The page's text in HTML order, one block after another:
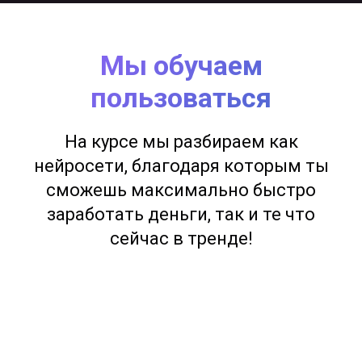
Мы обучаем
пользоваться
На курсе мы разбираем как
нейросети, благодаря которым ты
сможешь максимально быстро
заработать деньги, так и те что
сейчас в тренде!